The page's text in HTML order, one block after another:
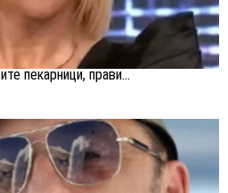
пекарници, прави...